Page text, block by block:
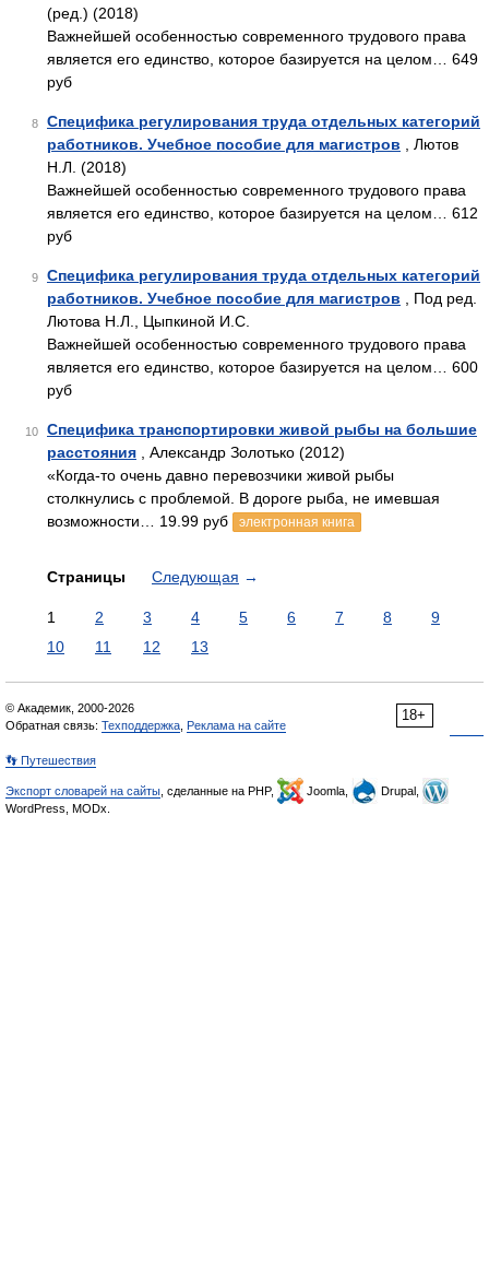
(ред.) (2018)
Важнейшей особенностью современного трудового права
является его единство, которое базируется на целом… 649
руб
8
Специфика регулирования труда отдельных категорий
работников. Учебное пособие для магистров , Лютов
Н.Л. (2018)
Важнейшей особенностью современного трудового права
является его единство, которое базируется на целом… 612
руб
9
Специфика регулирования труда отдельных категорий
работников. Учебное пособие для магистров , Под ред.
Лютова Н.Л., Цыпкиной И.С.
Важнейшей особенностью современного трудового права
является его единство, которое базируется на целом… 600
руб
10
Специфика транспортировки живой рыбы на большие
расстояния , Александр Золотько (2012)
«Когда-то очень давно перевозчики живой рыбы
столкнулись с проблемой. В дороге рыба, не имевшая
возможности… 19.99 руб
электронная книга
Страницы Следующая →
1 2 3 4 5 6 7 8
9
10
11 12 13
18+
© Академик, 2000-2026
Обратная связь: Техподдержка Реклама на сайте
👣 Путешествия
Экспорт словарей на сайты , сделанные на PHP, Joomla,
Drupal,
WordPress, MODx.